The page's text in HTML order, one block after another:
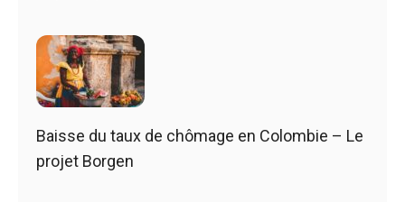
Baisse du taux de chômage en Colombie – Le
projet Borgen